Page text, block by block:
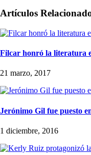
Artículos
Filcar honró la literatura
21 marzo, 2017
Jerónimo Gil fue puesto
1 diciembre, 2016